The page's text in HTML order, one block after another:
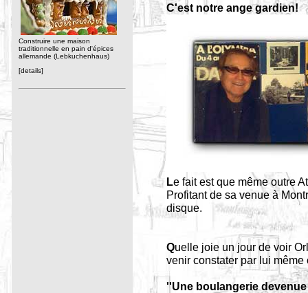
Construire une maison
traditionnelle en pain d'épices
allemande (Lebkuchenhaus)
[details]
C'est notre ange gardien!
Le fait est que même outre
Profitant de sa venue à
disque.
Quelle joie un jour de voir
venir constater par lui
''Une boulangerie